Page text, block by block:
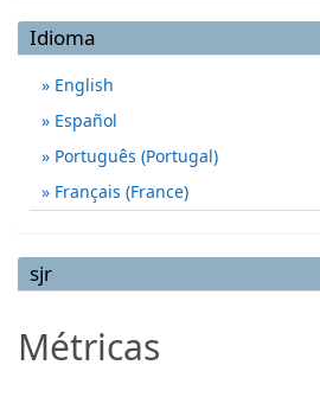
Idioma
English
Español
Português (Portugal)
Français (France)
sjr
Métricas